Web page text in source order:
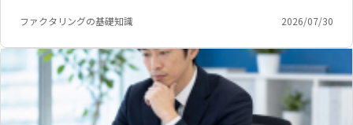
ファクタリングの基礎知識 2026/07/30